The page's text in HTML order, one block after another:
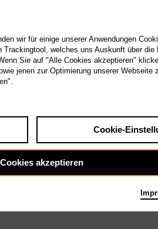
Salome
wir für einige unserer Anwendungen
welches uns Auskunft über die
Sie auf "Alle Cookies akzeptieren"
jenen zur Optimierung unserer Webseite
Cookie-
akzeptieren